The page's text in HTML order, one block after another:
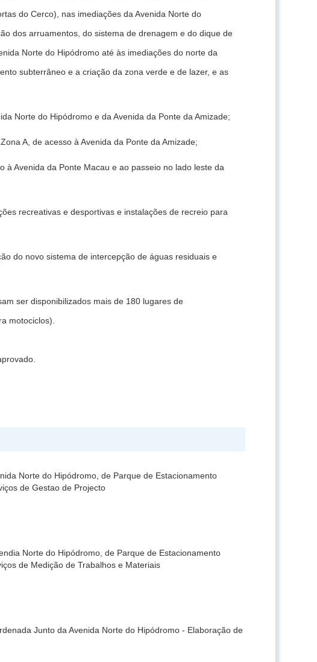
do Cerco), nas imediações da Avenida Norte do
dos arruamentos, do sistema de drenagem e do dique de
Norte do Hipódromo até às imediações do norte da
subterrâneo e a criação da zona verde e de lazer, e as
Norte do Hipódromo e da Avenida da Ponte da Amizade;
A, de acesso à Avenida da Ponte da Amizade;
Avenida da Ponte Macau e ao passeio no lado leste da
recreativas e desportivas e instalações de recreio para
do novo sistema de intercepção de águas residuais e
ser disponibilizados mais de 180 lugares de
motociclos).
Norte do Hipódromo, de Parque de Estacionamento
de Gestao de Projecto
Norte do Hipódromo, de Parque de Estacionamento
de Medição de Trabalhos e Materiais
Junto da Avenida Norte do Hipódromo - Elaboração de